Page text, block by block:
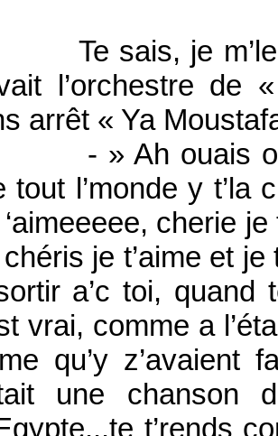
sais, je m’le
l’orchestre de
arrêt « Ya
Ah ouais ouais,
tout l’monde y t’la
cherie
je t’aime et je
a’c toi, quand
vrai, comme a
qu’y
une chanson
t’rends